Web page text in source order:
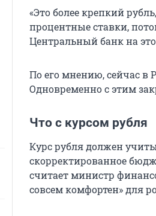
«Это более крепкий
процентные ставки,
Центральный банк на
По его мнению, сейчас в
Одновременно с этим
Что с курсом рубля
Курс рубля должен
скорректированное
считает министр
совсем комфортен» для